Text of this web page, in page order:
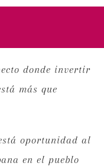
donde invertir
más que
oportunidad al
en el pueblo